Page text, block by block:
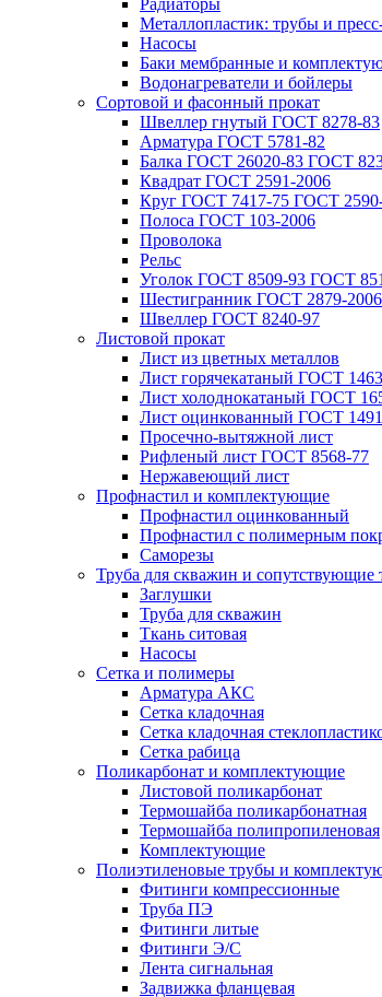
Радиаторы
Металлопластик: трубы и
Насосы
Баки мембранные и
Водонагреватели и бойлеры
Сортовой и фасонный прокат
Швеллер гнутый ГОСТ 8278-83
Арматура ГОСТ 5781-82
Балка ГОСТ 26020-83 ГОСТ
Квадрат ГОСТ 2591-2006
Круг ГОСТ 7417-75 ГОСТ
Полоса ГОСТ 103-2006
Проволока
Рельс
Уголок ГОСТ 8509-93 ГОСТ
Шестигранник ГОСТ 2879-2006
Швеллер ГОСТ 8240-97
Листовой прокат
Лист из цветных металлов
Лист горячекатаный ГОСТ
Лист холоднокатаный ГОСТ
Лист оцинкованный ГОСТ
Просечно-вытяжной лист
Рифленый лист ГОСТ 8568-77
Нержавеющий лист
Профнастил и комплектующие
Профнастил оцинкованный
Профнастил с полимерным
Саморезы
Труба для скважин и сопутствующие
Заглушки
Труба для скважин
Ткань ситовая
Насосы
Сетка и полимеры
Арматура АКС
Сетка кладочная
Сетка кладочная
Сетка рабица
Поликарбонат и комплектующие
Листовой поликарбонат
Термошайба поликарбонатная
Термошайба полипропиленовая
Комплектующие
Полиэтиленовые трубы и
Фитинги компрессионные
Труба ПЭ
Фитинги литые
Фитинги Э/С
Лента сигнальная
Задвижка фланцевая